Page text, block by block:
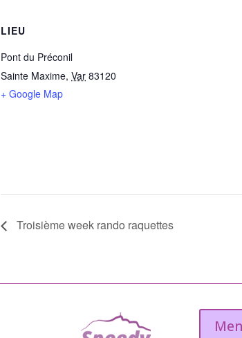
LIEU
Pont du Préconil
Sainte Maxime, Var 83120
+ Google Map
Troisième week rando raquettes